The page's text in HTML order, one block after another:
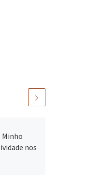
Minho
nos